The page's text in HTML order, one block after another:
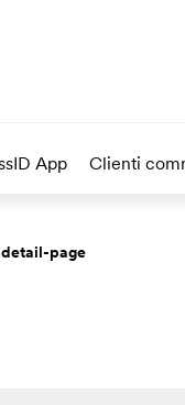
App Clienti
detail-page